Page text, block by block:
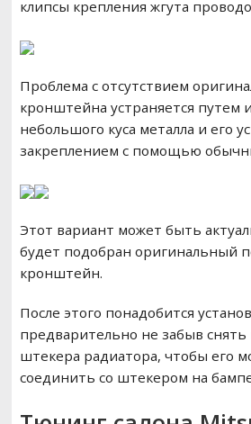
клипсы крепления жгута
Проблема с отсутствием
кронштейна устраняется путем
небольшого куса металла и его
закреплением с помощью
Этот вариант может быть
будет подобран оригинальный
кронштейн.
После этого понадобится
предварительно не забыв снять
штекера радиатора, чтобы его
соединить со штекером на